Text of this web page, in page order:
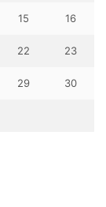
15 16
22 23
29 30